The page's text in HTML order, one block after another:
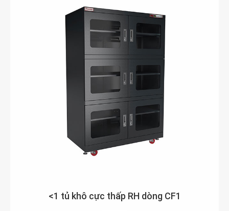
<1 tủ khô cực thấp RH dòng CF1